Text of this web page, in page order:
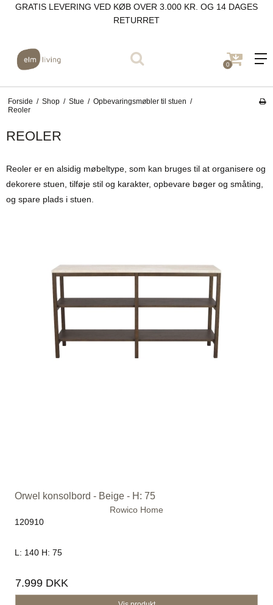
GRATIS LEVERING VED KØB OVER 3.000 KR. OG 14 DAGES
RETURRET
0
Forside / Shop / Stue / Opbevaringsmøbler til stuen /
Reoler
REOLER
Reoler er en alsidig møbeltype, som kan bruges til at organisere og
dekorere stuen, tilføje stil og karakter, opbevare bøger og småting,
og spare plads i stuen.
Orwel konsolbord - Beige - H: 75
Rowico Home
120910
L: 140 H: 75
7.999 DKK